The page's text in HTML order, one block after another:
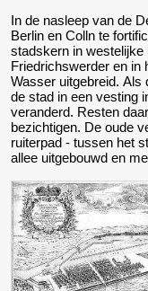
In de nasleep van de
Berlin en Colln te
stadskern in
Friedrichswerder en in
Wasser uitgebreid. Als
de stad in een vesting
veranderd. Resten
bezichtigen. De oude
ruiterpad - tussen het
allee uitgebouwd en